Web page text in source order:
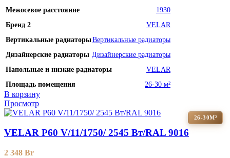
Межосевое расстояние
1930
Бренд 2
VELAR
Вертикальные радиаторыВертикальные радиаторы
Дизайнерские радиаторы Дизайнерские радиаторы
Напольные и низкие радиаторы
VELAR
Площадь помещения
26-30 м²
В корзину
Просмотр
26-30М²
VELAR P60 V/11/1750/ 2545 Bт/RAL 9016
2 348 Br